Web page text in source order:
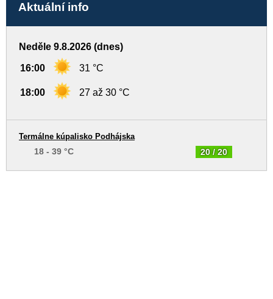
Aktuální info
Neděle 9.8.2026 (dnes)
16:00 31 °C
18:00 27 až 30 °C
20 / 20
Termálne kúpalisko Podhájska
18 - 39 °C